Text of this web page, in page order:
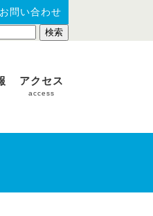
お問い合わせ
アクセス
access